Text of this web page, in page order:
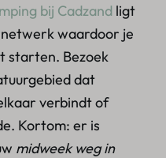
bij Cadzand ligt
waardoor je
starten. Bezoek
dat
verbindt of
Kortom: er is
midweek weg in